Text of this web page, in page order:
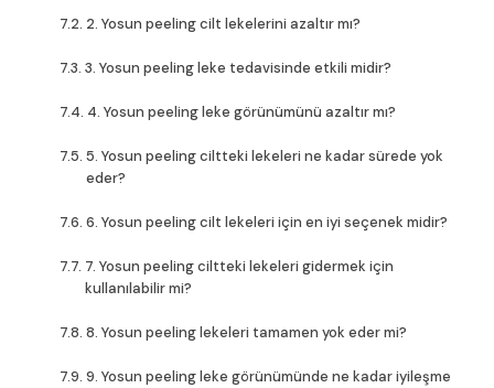
2. Yosun peeling cilt lekelerini azaltır mı?
3. Yosun peeling leke tedavisinde etkili midir?
4. Yosun peeling leke görünümünü azaltır mı?
5. Yosun peeling ciltteki lekeleri ne kadar sürede yok
eder?
6. Yosun peeling cilt lekeleri için en iyi seçenek midir?
7. Yosun peeling ciltteki lekeleri gidermek için
kullanılabilir mi?
8. Yosun peeling lekeleri tamamen yok eder mi?
9. Yosun peeling leke görünümünde ne kadar iyileşme